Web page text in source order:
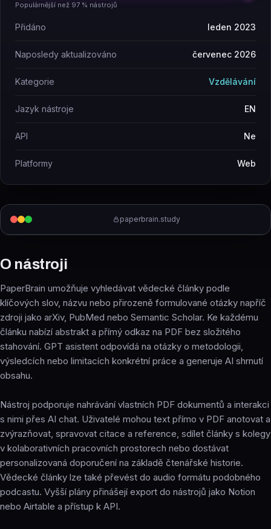
paperbrain.study
O nástroji
PaperBrain umožňuje vyhledávat vědecké články podle
klíčových slov, názvu nebo přirozeně formulované otázky napříč
zdroji jako arXiv, PubMed nebo Semantic Scholar. Ke každému
článku nabízí abstrakt a přímý odkaz na PDF bez složitého
stahování. GPT asistent odpovídá na otázky o metodologii,
výsledcích nebo limitacích konkrétní práce a generuje AI shrnutí
obsahu.
Nástroj podporuje nahrávání vlastních PDF dokumentů a interakci
s nimi přes AI chat. Uživatelé mohou text přímo v PDF anotovat a
zvýrazňovat, spravovat citace a reference, sdílet články s kolegy
v kolaborativních pracovních prostorech nebo dostávat
personalizovaná doporučení na základě čtenářské historie.
Vědecké články lze také převést do audio formátu podobného
podcastu. Vyšší plány přinášejí export do nástrojů jako Notion
nebo Airtable a přístup k API.
Populárnější než 97 % nástrojů
Přidáno leden 2023
Naposledy aktualizováno červenec 2026
Kategorie Vzdělávání
Jazyk nástroje EN
API Ne
Platformy Web